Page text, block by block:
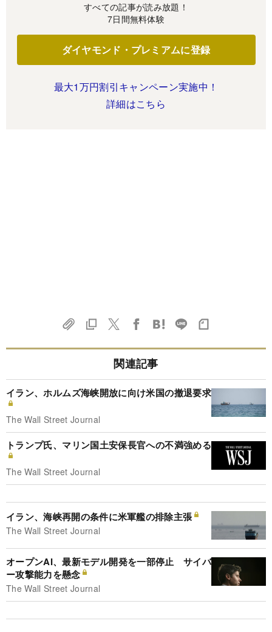
すべての記事が読み放題！
7日間無料体験
ダイヤモンド・プレミアムに登録
最大1万円割引キャンペーン実施中！
詳細はこちら
関連記事
イラン、ホルムズ海峡開放に向け米国の撤退要求
The Wall Street Journal
トランプ氏、マリン国土安保長官への不満強める
The Wall Street Journal
イラン、海峡再開の条件に米軍艦の排除主張
The Wall Street Journal
オープンAI、最新モデル開発を一部停止 サイバ
ー攻撃能力を懸念
The Wall Street Journal